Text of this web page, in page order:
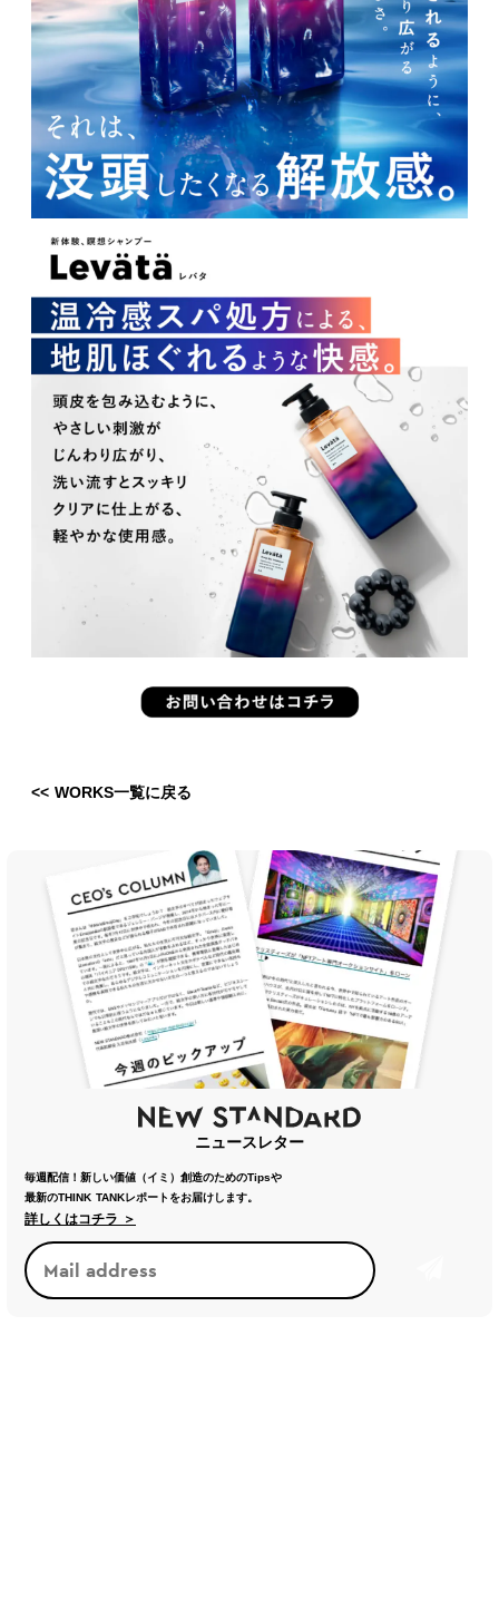
<< WORKS一覧に戻る
ニュースレター
毎週配信！新しい価値（イミ）創造のためのTipsや
最新のTHINK TANKレポートをお届けします。
詳しくはコチラ ＞